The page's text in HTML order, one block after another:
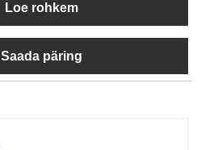
Loe rohkem
Saada päring